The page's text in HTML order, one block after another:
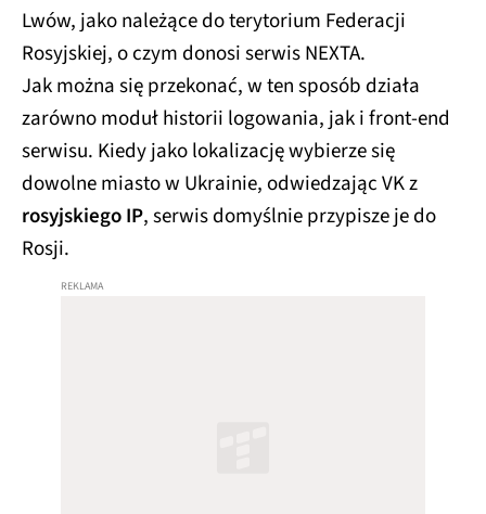
Lwów, jako należące do terytorium Federacji
Rosyjskiej, o czym donosi serwis NEXTA.
Jak można się przekonać, w ten sposób działa
zarówno moduł historii logowania, jak i front-end
serwisu. Kiedy jako lokalizację wybierze się
dowolne miasto w Ukrainie, odwiedzając VK z
rosyjskiego IP, serwis domyślnie przypisze je do
Rosji.